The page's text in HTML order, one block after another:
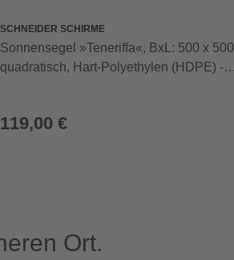
SCHNEIDER SCHIRME
Sonnensegel »Teneriffa«, BxL: 500 x
quadratisch, Hart-Polyethylen (HDPE) -
119,00 €
Ort.